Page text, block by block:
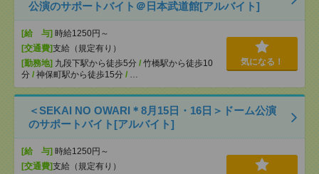
公演のサポートバイト＠日本武道館[アルバイト]
[給 与] 時給1250円～
[交通費]支給（規定有り）
[勤務地] 九段下駅から徒歩5分 / 竹橋駅から徒歩10
分 / 神保町駅から徒歩15分 / …
気になる！
＜SEKAI NO OWARI＊8月15日・16日＞ドーム公演
のサポートバイト[アルバイト]
[給 与] 時給1250円～
[交通費]支給（規定有り）